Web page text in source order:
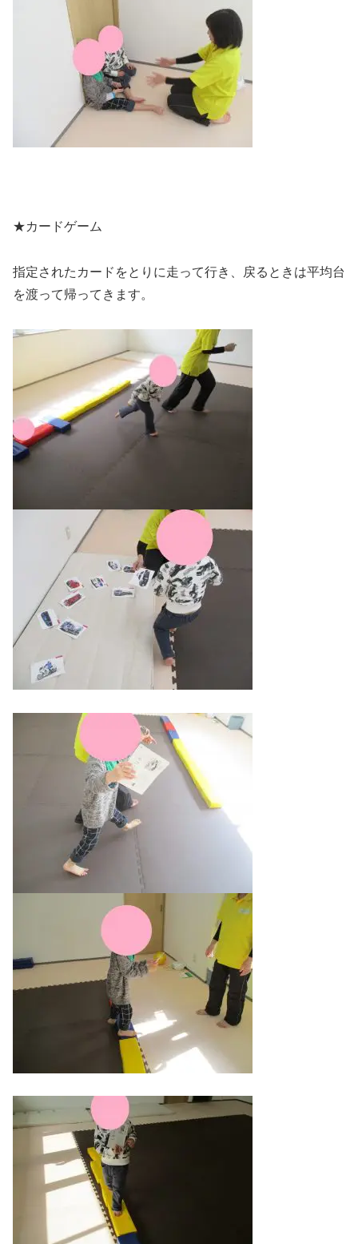
★カードゲーム
指定されたカードをとりに走って行き、戻るときは平均台
を渡って帰ってきます。